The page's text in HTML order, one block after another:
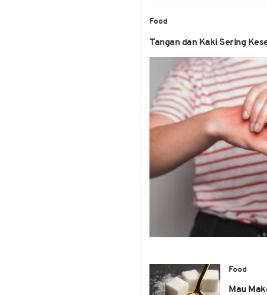
Food
Tangan dan Kaki Sering
Food
Mau